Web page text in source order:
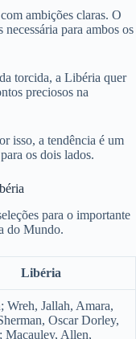
ambições claras. O
para ambos os
torcida, a Libéria quer
preciosos na
isso, a tendência é um
os dois lados.
para o importante
do Mundo.
Libéria
Wreh, Jallah, Amara,
Oscar Dorley,
Macauley, Allen,